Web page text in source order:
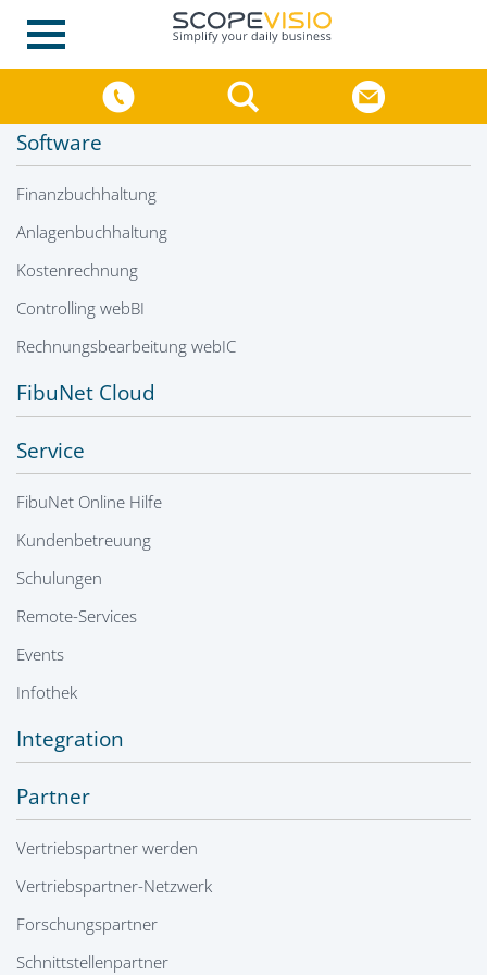
Software
Finanzbuchhaltung
Anlagenbuchhaltung
Kostenrechnung
Controlling webBI
Rechnungsbearbeitung webIC
FibuNet Cloud
Service
FibuNet Online Hilfe
Kundenbetreuung
Schulungen
Remote-Services
Events
Infothek
Integration
Partner
Vertriebspartner werden
Vertriebspartner-Netzwerk
Forschungspartner
Schnittstellenpartner